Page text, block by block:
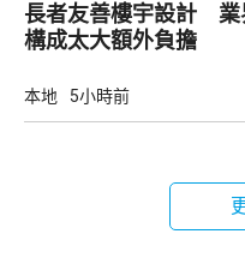
長者友善樓宇設計 業
構成太大額外負擔
本地 5小時前